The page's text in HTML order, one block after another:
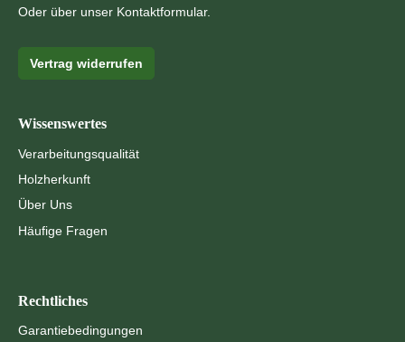
Oder über unser Kontaktformular.
Vertrag widerrufen
Wissenswertes
Verarbeitungsqualität
Holzherkunft
Über Uns
Häufige Fragen
Rechtliches
Garantiebedingungen